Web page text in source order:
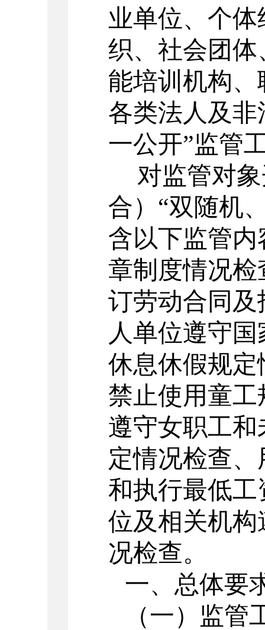
业单位、个
织、社会团
能培训机构
各类法人及
一公开”监管
对监管对
合） “双随机
含以下监管
章制度情况
订劳动合同
人单位遵守
休息休假规
禁止使用童
遵守女职工
定情况检查
和执行最低
位及相关机
况检查。
一、总体要
（一）监管